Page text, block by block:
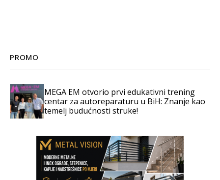
PROMO
MEGA EM otvorio prvi edukativni trening
centar za autoreparaturu u BiH: Znanje kao
temelj budućnosti struke!